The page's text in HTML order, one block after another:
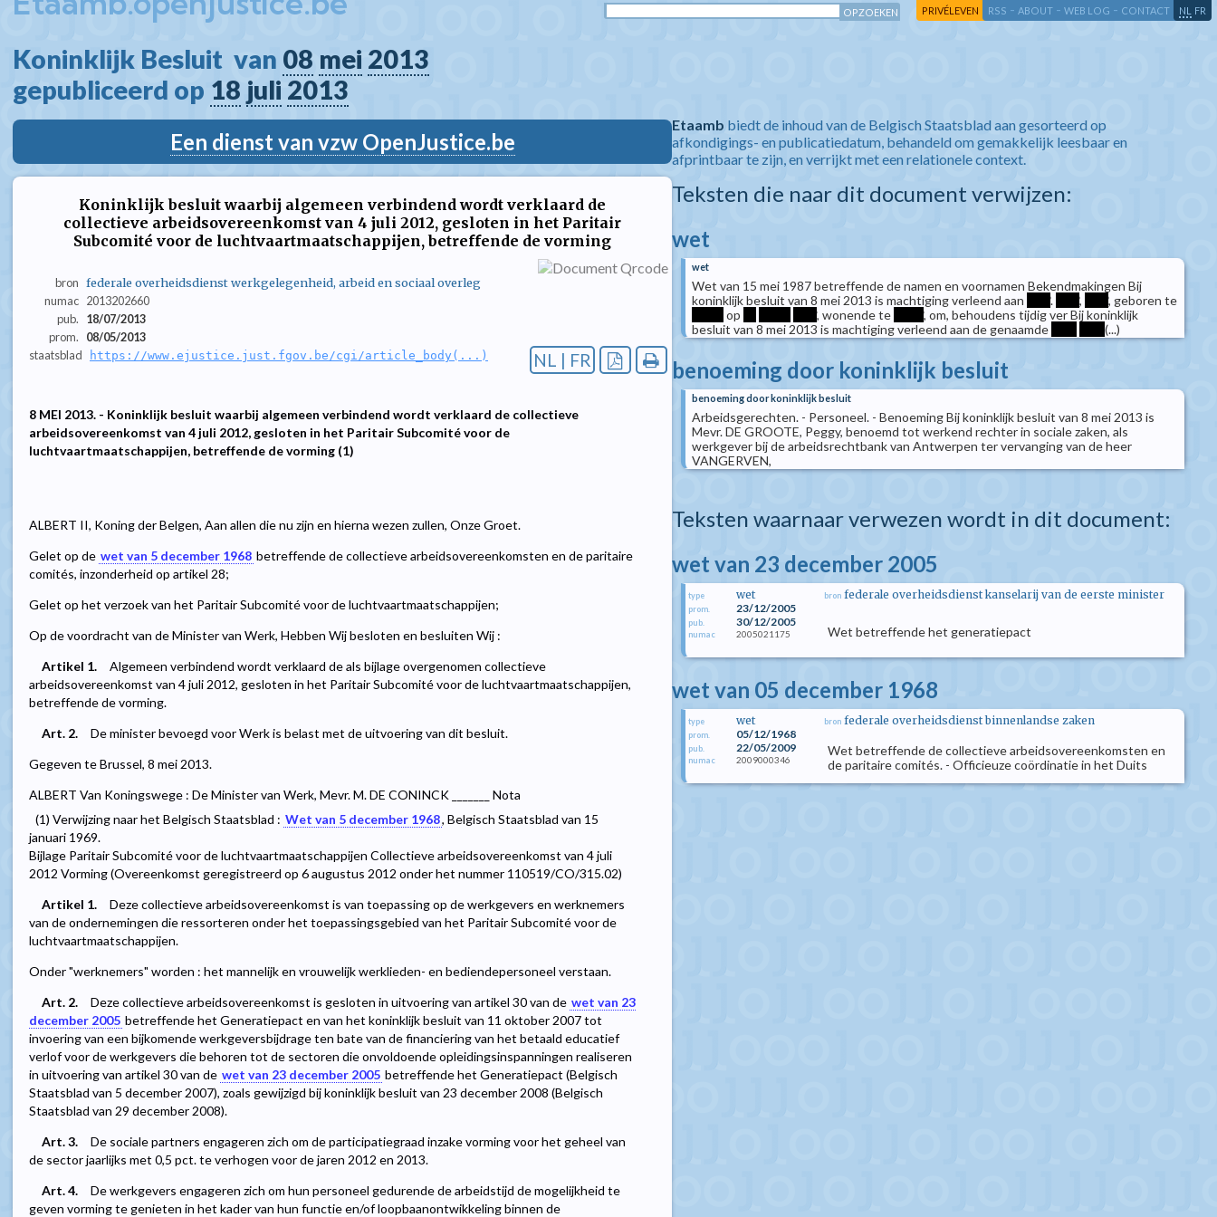
PRIVÉLEVEN RSS - ABOUT - WEB LOG - CONTACT NL FR
Koninklijk Besluit  van 08 mei 2013
gepubliceerd op 18 juli 2013
Een dienst van vzw OpenJustice.be
Koninklijk besluit waarbij algemeen verbindend wordt verklaard de
collectieve arbeidsovereenkomst van 4 juli 2012, gesloten in het Paritair
Subcomité voor de luchtvaartmaatschappijen, betreffende de vorming
bron federale overheidsdienst werkgelegenheid, arbeid en sociaal overleg
numac 2013202660
pub.
18/07/2013
prom.
08/05/2013
staatsblad
https://www.ejustice.just.fgov.be/cgi/article_body(...) NL | FR
8 MEI 2013. - Koninklijk besluit waarbij algemeen verbindend wordt verklaard de collectieve
arbeidsovereenkomst van 4 juli 2012, gesloten in het Paritair Subcomité voor de
luchtvaartmaatschappijen, betreffende de vorming (1)
ALBERT II, Koning der Belgen, Aan allen die nu zijn en hierna wezen zullen, Onze Groet.
Gelet op de wet van 5 december 1968 betreffende de collectieve arbeidsovereenkomsten en de paritaire
comités, inzonderheid op artikel 28;
Gelet op het verzoek van het Paritair Subcomité voor de luchtvaartmaatschappijen;
Op de voordracht van de Minister van Werk, Hebben Wij besloten en besluiten Wij :
Artikel 1.
Algemeen verbindend wordt verklaard de als bijlage overgenomen collectieve
arbeidsovereenkomst van 4 juli 2012, gesloten in het Paritair Subcomité voor de luchtvaartmaatschappijen,
betreffende de vorming.
Art. 2.
De minister bevoegd voor Werk is belast met de uitvoering van dit besluit.
Gegeven te Brussel, 8 mei 2013.
ALBERT Van Koningswege : De Minister van Werk, Mevr. M. DE CONINCK _______ Nota
(1) Verwijzing naar het Belgisch Staatsblad : Wet van 5 december 1968, Belgisch Staatsblad van 15
januari 1969.
Bijlage Paritair Subcomité voor de luchtvaartmaatschappijen Collectieve arbeidsovereenkomst van 4 juli
2012 Vorming (Overeenkomst geregistreerd op 6 augustus 2012 onder het nummer 110519/CO/315.02)
Artikel 1.
Deze collectieve arbeidsovereenkomst is van toepassing op de werkgevers en werknemers
van de ondernemingen die ressorteren onder het toepassingsgebied van het Paritair Subcomité voor de
luchtvaartmaatschappijen.
Onder "werknemers" worden : het mannelijk en vrouwelijk werklieden- en bediendepersoneel verstaan.
Art. 2.
Deze collectieve arbeidsovereenkomst is gesloten in uitvoering van artikel 30 van de wet van 23
december 2005 betreffende het Generatiepact en van het koninklijk besluit van 11 oktober 2007 tot
invoering van een bijkomende werkgeversbijdrage ten bate van de financiering van het betaald educatief
verlof voor de werkgevers die behoren tot de sectoren die onvoldoende opleidingsinspanningen realiseren
in uitvoering van artikel 30 van de wet van 23 december 2005 betreffende het Generatiepact (Belgisch
Staatsblad van 5 december 2007), zoals gewijzigd bij koninklijk besluit van 23 december 2008 (Belgisch
Staatsblad van 29 december 2008).
Art. 3.
De sociale partners engageren zich om de participatiegraad inzake vorming voor het geheel van
de sector jaarlijks met 0,5 pct. te verhogen voor de jaren 2012 en 2013.
Art. 4.
De werkgevers engageren zich om hun personeel gedurende de arbeidstijd de mogelijkheid te
geven vorming te genieten in het kader van hun functie en/of loopbaanontwikkeling binnen de
Etaamb biedt de inhoud van de Belgisch Staatsblad aan gesorteerd op
afkondigings- en publicatiedatum, behandeld om gemakkelijk leesbaar en
afprintbaar te zijn, en verrijkt met een relationele context.
Teksten die naar dit document verwijzen:
wet
wet
Wet van 15 mei 1987 betreffende de namen en voornamen Bekendmakingen Bij
koninklijk besluit van 8 mei 2013 is machtiging verleend aan
. ,
, geboren te
op , wonende te
, om, behoudens tijdig ver Bij koninklijk
besluit van 8 mei 2013 is machtiging verleend aan de genaamde
(...)
benoeming door koninklijk besluit
benoeming door koninklijk besluit
Arbeidsgerechten. - Personeel. - Benoeming Bij koninklijk besluit van 8 mei 2013 is
Mevr. DE GROOTE, Peggy, benoemd tot werkend rechter in sociale zaken, als
werkgever bij de arbeidsrechtbank van Antwerpen ter vervanging van de heer
VANGERVEN,
Teksten waarnaar verwezen wordt in dit document:
wet van 23 december 2005
type wet
prom. 23/12/2005
pub. 30/12/2005
numac 2005021175
bron federale overheidsdienst kanselarij van de eerste minister
Wet betreffende het generatiepact
wet van 05 december 1968
type wet
prom. 05/12/1968
pub. 22/05/2009
numac 2009000346
bron federale overheidsdienst binnenlandse zaken
Wet betreffende de collectieve arbeidsovereenkomsten en
de paritaire comités. - Officieuze coördinatie in het Duits